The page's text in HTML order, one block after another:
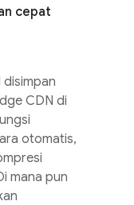
cepat
CDN di
otomatis,
mana pun